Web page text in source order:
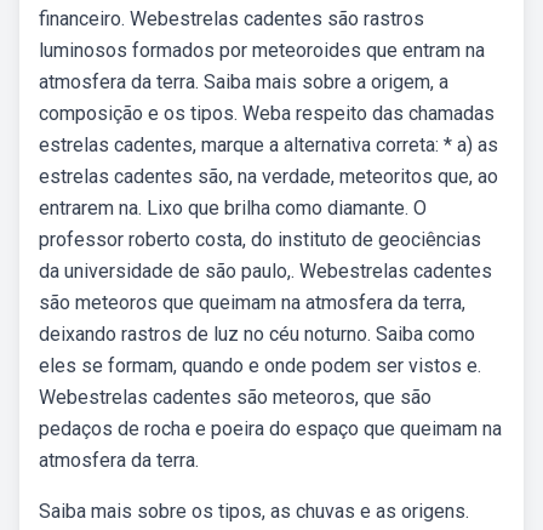
financeiro. Webestrelas cadentes são rastros
luminosos formados por meteoroides que entram na
atmosfera da terra. Saiba mais sobre a origem, a
composição e os tipos. Weba respeito das chamadas
estrelas cadentes, marque a alternativa correta: * a) as
estrelas cadentes são, na verdade, meteoritos que, ao
entrarem na. Lixo que brilha como diamante. O
professor roberto costa, do instituto de geociências
da universidade de são paulo,. Webestrelas cadentes
são meteoros que queimam na atmosfera da terra,
deixando rastros de luz no céu noturno. Saiba como
eles se formam, quando e onde podem ser vistos e.
Webestrelas cadentes são meteoros, que são
pedaços de rocha e poeira do espaço que queimam na
atmosfera da terra.
Saiba mais sobre os tipos, as chuvas e as origens.